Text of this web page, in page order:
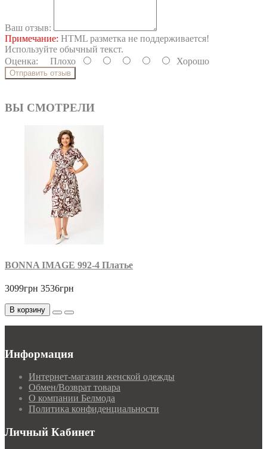
Ваш отзыв:
Примечание: HTML разметка не поддерживается!
Используйте обычный текст.
Оценка: Плохо Хорошо
Отправить отзыв
ВЫ СМОТРЕЛИ
BONNA IMAGE 992-4 Платье
3099грн 3536грн
В корзину
Информация
Интернет-магазин женской одежды
Обмен/Возврат товара
О компании Белмода
Политика конфиденциальности
Личный Кабинет